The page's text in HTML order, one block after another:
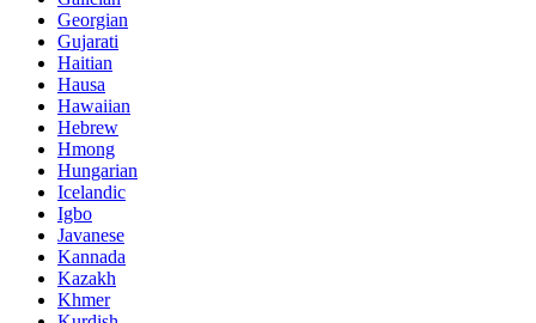
Georgian
Gujarati
Haitian
Hausa
Hawaiian
Hebrew
Hmong
Hungarian
Icelandic
Igbo
Javanese
Kannada
Kazakh
Khmer